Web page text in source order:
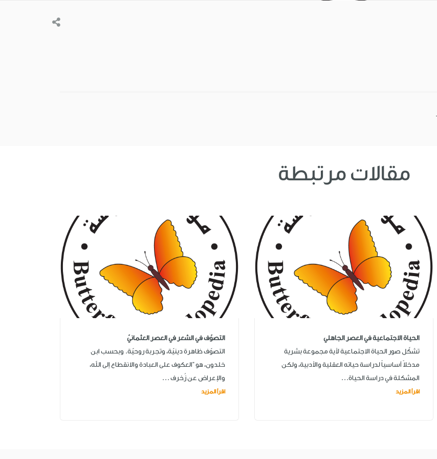
مقالات مرتبطة
الحياة الاجتماعية في العصر الجاهلي
تشكّل صور الحياة الاجتماعية لأية مجموعة بشرية
مدخلاً أساسياً لدراسة حياته العقلية والأدبية، ولكن
المشكلة في دراسة الحياة...
اقرأ المزيد
التصوّف في الشعر في العصر العثمانيّ
التصوّف ظاهرة دينيّة، وتجربة روحيّة. وبحسب ابن
خلدون، هو "العكوف على العبادة والانقطاع إلى الله،
والإعراض عن زُخرف ...
اقرأ المزيد